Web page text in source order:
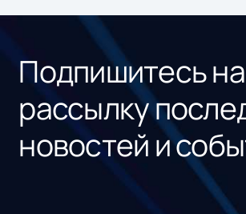
Подпишитесь
рассылку
новостей и